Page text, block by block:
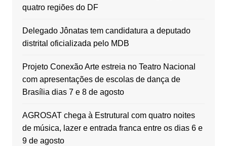
quatro regiões do DF
Delegado Jônatas tem candidatura a deputado
distrital oficializada pelo MDB
Projeto Conexão Arte estreia no Teatro Nacional
com apresentações de escolas de dança de
Brasília dias 7 e 8 de agosto
AGROSAT chega à Estrutural com quatro noites
de música, lazer e entrada franca entre os dias 6 e
9 de agosto